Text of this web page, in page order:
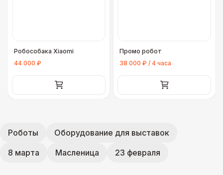
Робособака Xiaomi
44 000 ₽
Промо робот
38 000 ₽ / 4 часа
Роботы
Оборудование для выставок
8 марта
Масленица 23 февраля